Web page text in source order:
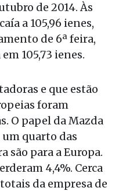
de 2014. Às
a 105,96 ienes,
de 6ª feira,
105,73 ienes.
e que estão
foram
O papel da Mazda
um quarto das
são para a Europa.
4,4%. Cerca
da empresa de